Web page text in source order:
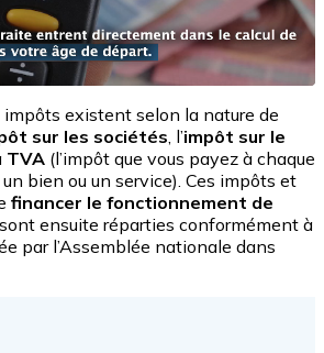
impôts existent selon la nature de
sur les sociétés , l’impôt sur le
TVA (l’impôt que vous payez à chaque
bien ou un service). Ces impôts et
financer le fonctionnement de
sont ensuite réparties conformément à
par l’Assemblée nationale dans